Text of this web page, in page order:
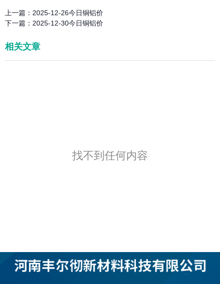
上一篇： 2025-12-26今日铜铝价
下一篇： 2025-12-30今日铜铝价
相关文章
找不到任何内容